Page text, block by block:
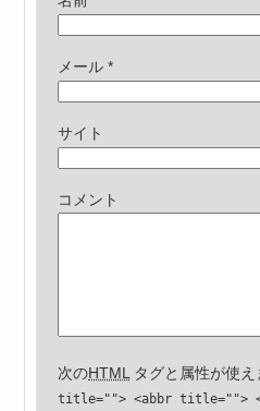
メール*
サイト
コメント
次のHTML タグと属性が使
title=""> <abbr title="">